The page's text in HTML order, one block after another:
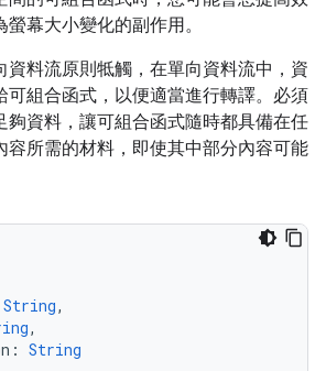
幕大小變化的副作用。
資料流原則牴觸，在單向資料流中，資
可組合函式，以便適當進行轉譯。必須
夠資料，讓可組合函式隨時都具備在任
容所需的材料，即使其中部分內容可能
String,
,
: String